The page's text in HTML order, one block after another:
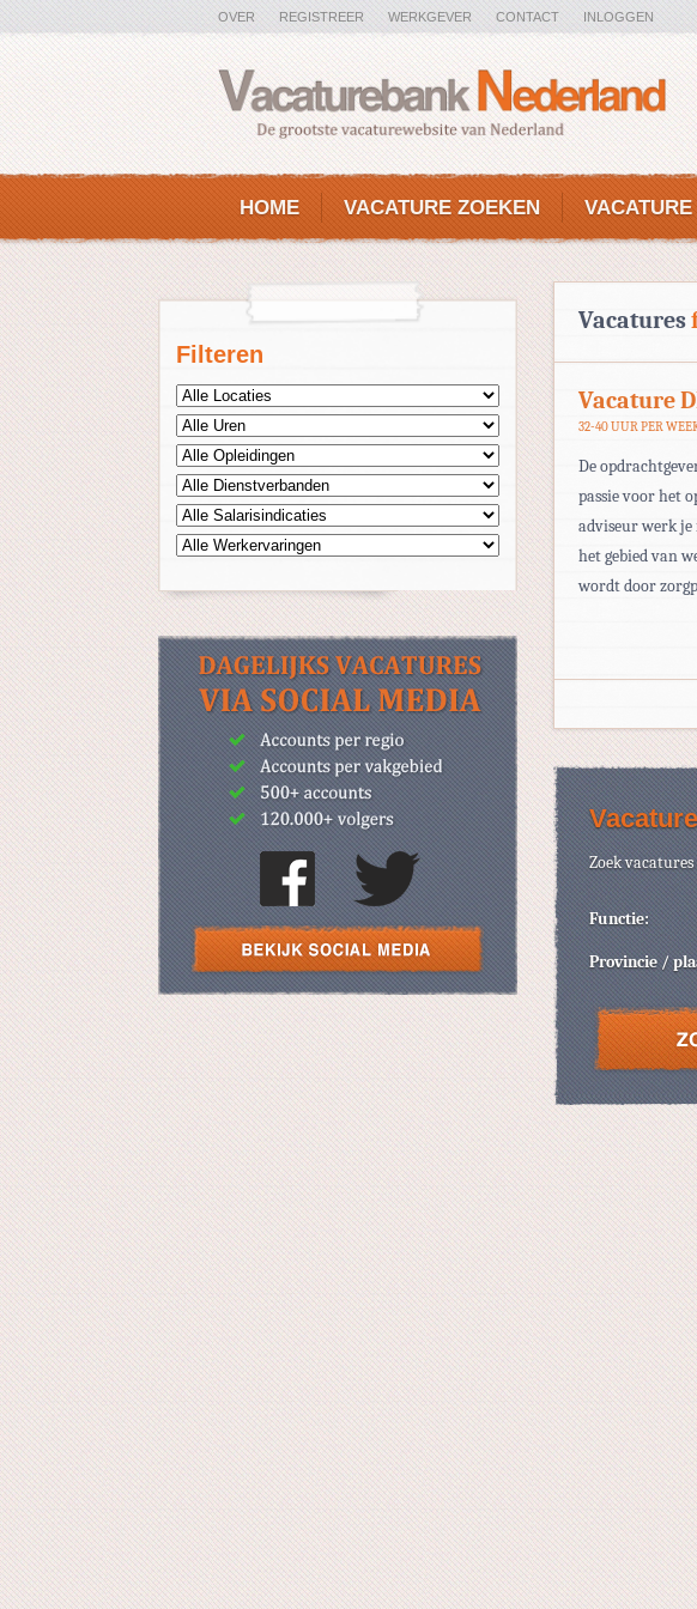
OVER REGISTREER WERKGEVER CONTACT INLOGGEN
HOME VACATURE ZOEKEN
Filteren
Vacatures
Vacature
32-40 UUR PER
De
passie voor het
adviseur werk je
het gebied van
wordt door
Zoek
Functie:
Provincie /